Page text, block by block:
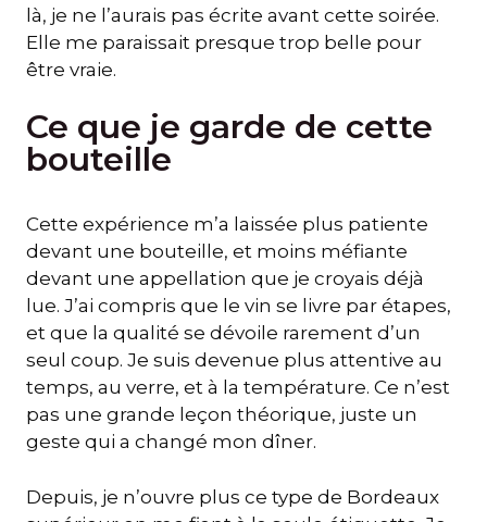
là, je ne l’aurais pas écrite avant cette soirée.
Elle me paraissait presque trop belle pour
être vraie.
Ce que je garde de cette
bouteille
Cette expérience m’a laissée plus patiente
devant une bouteille, et moins méfiante
devant une appellation que je croyais déjà
lue. J’ai compris que le vin se livre par étapes,
et que la qualité se dévoile rarement d’un
seul coup. Je suis devenue plus attentive au
temps, au verre, et à la température. Ce n’est
pas une grande leçon théorique, juste un
geste qui a changé mon dîner.
Depuis, je n’ouvre plus ce type de Bordeaux